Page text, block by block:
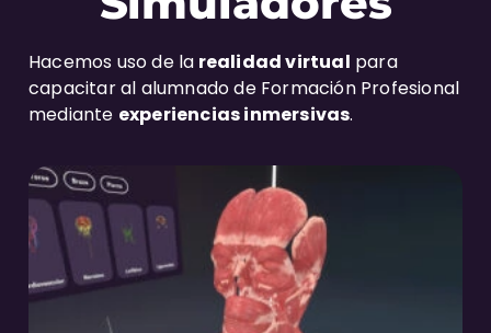
Hacemos uso de la realidad virtual para
capacitar al alumnado de Formación Profesional
mediante experiencias inmersivas.